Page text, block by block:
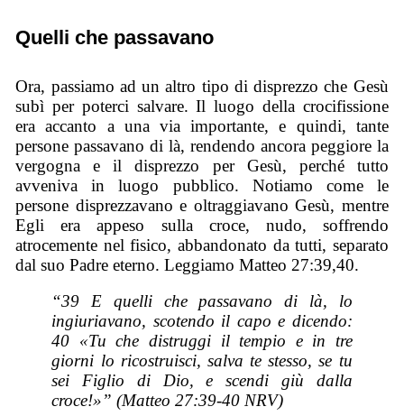
Quelli che passavano
Ora, passiamo ad un altro tipo di disprezzo che Gesù
subì per poterci salvare. Il luogo della crocifissione
era accanto a una via importante, e quindi, tante
persone passavano di là, rendendo ancora peggiore la
vergogna e il disprezzo per Gesù, perché tutto
avveniva in luogo pubblico. Notiamo come le
persone disprezzavano e oltraggiavano Gesù, mentre
Egli era appeso sulla croce, nudo, soffrendo
atrocemente nel fisico, abbandonato da tutti, separato
dal suo Padre eterno. Leggiamo Matteo 27:39,40.
“39 E quelli che passavano di là, lo
ingiuriavano, scotendo il capo e dicendo:
40 «Tu che distruggi il tempio e in tre
giorni lo ricostruisci, salva te stesso, se tu
sei Figlio di Dio, e scendi giù dalla
croce!»” (Matteo 27:39-40 NRV)